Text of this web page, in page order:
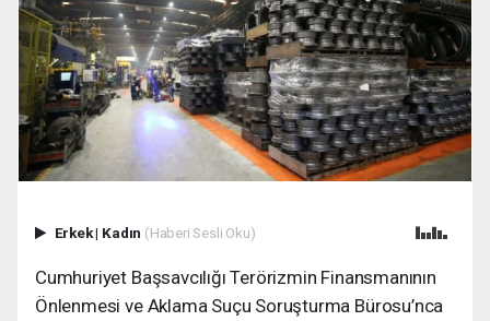
Erkek| Kadın (Haberi Sesli Oku)
Cumhuriyet Başsavcılığı Terörizmin Finansmanının
Önlenmesi ve Aklama Suçu Soruşturma Bürosu’nca